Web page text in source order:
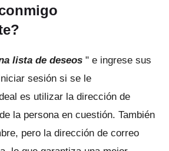
lista de deseos " e ingrese sus
sesión si se le
es utilizar la dirección de
la persona en cuestión. También
pero la dirección de correo